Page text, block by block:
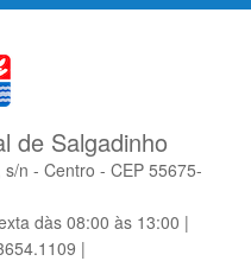
de Salgadinho
n - Centro - CEP 55675-
dàs 08:00 às 13:00 |
|